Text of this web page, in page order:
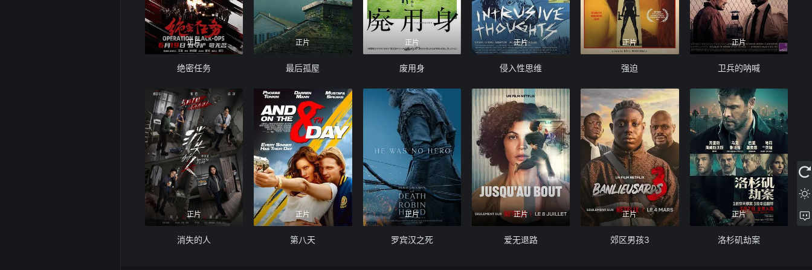
正片
绝密任务
正片
最后孤屋
正片
废用身
正片
侵入性思维
正片
强迫
正片
卫兵的呐喊
正片
消失的人
正片
第八天
正片
罗宾汉之死
正片
爱无退路
正片
郊区男孩3
正片
洛杉矶劫案